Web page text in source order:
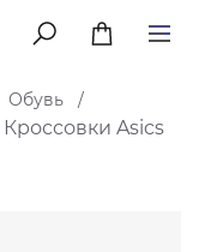
меню
Обувь
/
Кроссовки Asics